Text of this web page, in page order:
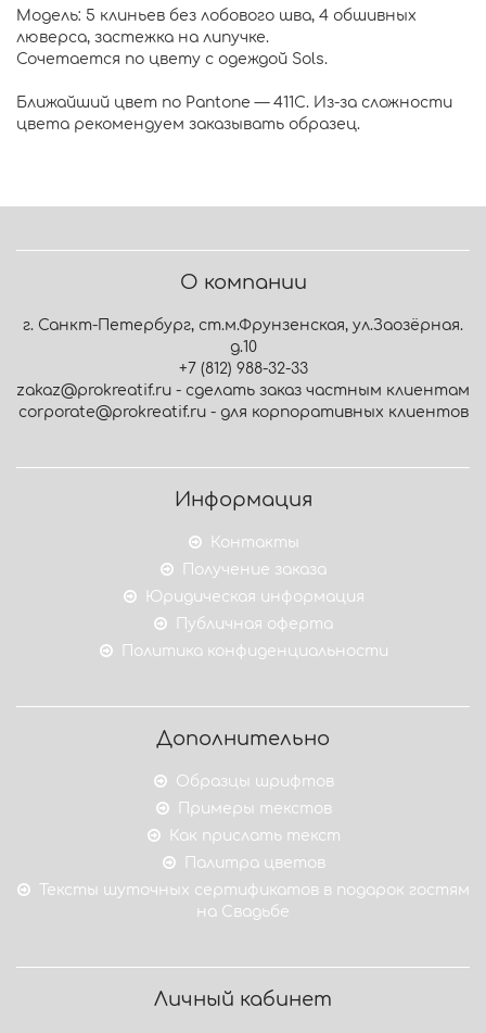
Модель: 5 клиньев без лобового шва, 4 обшивных
люверса, застежка на липучке.
Сочетается по цвету с одеждой Sols.
Ближайший цвет по Pantone — 411C. Из-за сложности
цвета рекомендуем заказывать образец.
О компании
г. Санкт-Петербург, ст.м.Фрунзенская, ул.Заозёрная.
д.10
+7 (812) 988-32-33
zakaz@prokreatif.ru - сделать заказ частным клиентам
corporate@prokreatif.ru - для корпоративных клиентов
Информация
Контакты
Получение заказа
Юридическая информация
Публичная оферта
Политика конфиденциальности
Дополнительно
Образцы шрифтов
Примеры текстов
Как прислать текст
Палитра цветов
Тексты шуточных сертификатов в подарок гостям
на Свадьбе
Личный кабинет